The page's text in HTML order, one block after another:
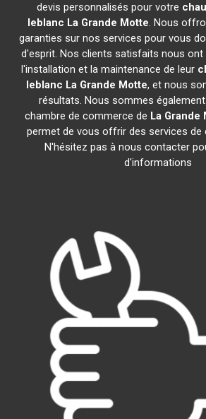
devis personnalisés pour votre
leblanc La Grande Motte. Nous
garanties sur nos services pour vous
d'esprit. Nos clients satisfaits nous
l'installation et la maintenance de leur
leblanc La Grande Motte, et nous
résultats. Nous sommes
chambre de commerce de La Grande
permet de vous offrir des services de
N'hésitez pas à nous contacter
d'informations